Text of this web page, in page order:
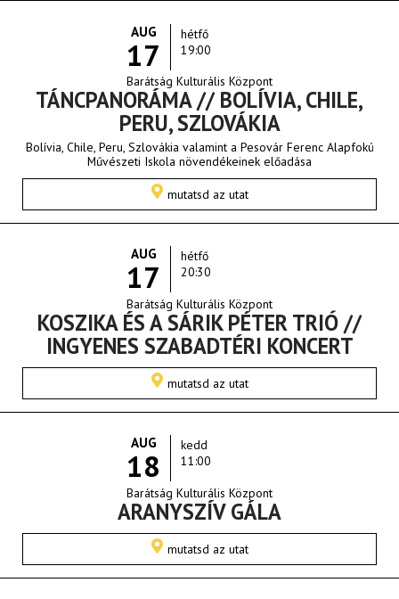
AUG
17
hétfő
19:00
Barátság Kulturális Központ
TÁNCPANORÁMA // BOLÍVIA, CHILE,
PERU, SZLOVÁKIA
Bolívia, Chile, Peru, Szlovákia valamint a Pesovár Ferenc Alapfokú
Művészeti Iskola növendékeinek előadása
mutatsd az utat
AUG
17
hétfő
20:30
Barátság Kulturális Központ
KOSZIKA ÉS A SÁRIK PÉTER TRIÓ //
INGYENES SZABADTÉRI KONCERT
mutatsd az utat
AUG
18
kedd
11:00
Barátság Kulturális Központ
ARANYSZÍV GÁLA
mutatsd az utat